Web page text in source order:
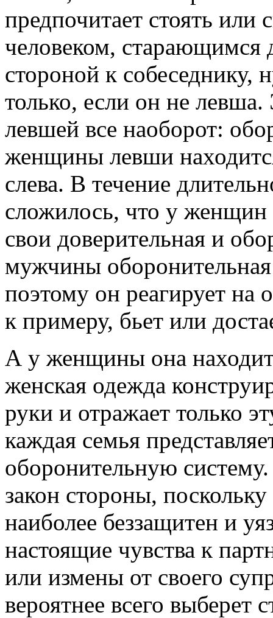
предпочитает стоять или
человеком, старающимся
стороной к собеседнику,
только, если он не
левшей все наоборот:
женщины левши
слева. В течение
сложилось, что у
свои доверительная и
мужчины оборонительная
поэтому он реагирует на
к примеру, бьет или
А у женщины она
женская одежда
руки и отражает только
каждая семья
оборонительную
закон стороны,
наиболее беззащитен и
настоящие чувства к
или измены от своего
вероятнее всего выберет